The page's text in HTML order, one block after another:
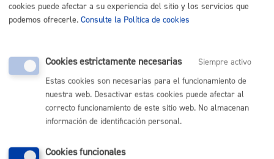
Actividades relacionadas con Cultura, Euskera y
Deporte
Actividades relacionadas con Educación y Juventud
Actividades relacionadas con Igualdad, Cooperación,
Derechos Humanos y Diversidad Cultural
Danza
cookies puede afectar a su experiencia del sitio y los servicios que
podemos ofrecerle. Consulte la Política de cookies
Cookies estrictamente necesarias
Siempre activo
Estas cookies son necesarias para el funcionamiento de
nuestra web. Desactivar estas cookies puede afectar al
correcto funcionamiento de este sitio web. No almacenan
información de identificación personal.
Cookies funcionales